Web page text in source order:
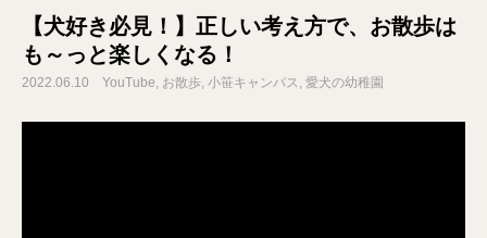
【犬好き必見！】正しい考え方で、お散歩は
も～っと楽しくなる！
2022.06.10 YouTube お散歩 小笹キャンパス 愛犬の幼稚園